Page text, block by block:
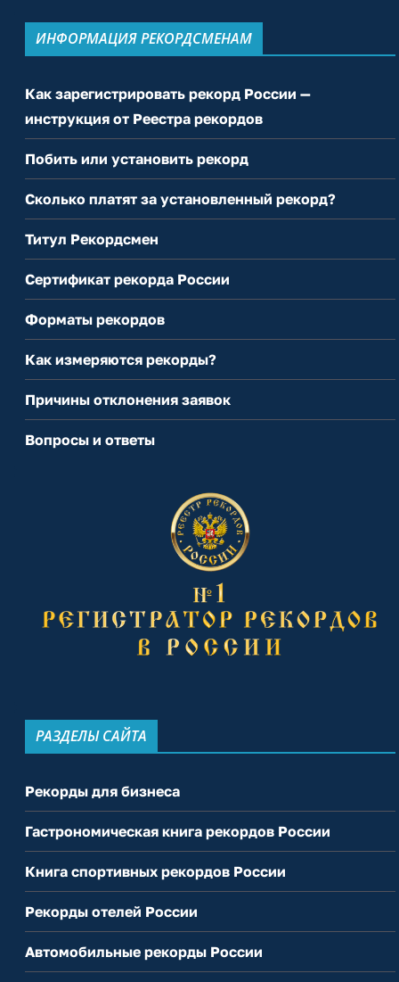
ИНФОРМАЦИЯ РЕКОРДСМЕНАМ
Как зарегистрировать рекорд России —
инструкция от Реестра рекордов
Побить или установить рекорд
Сколько платят за установленный рекорд?
Титул Рекордсмен
Сертификат рекорда России
Форматы рекордов
Как измеряются рекорды?
Причины отклонения заявок
Вопросы и ответы
РАЗДЕЛЫ САЙТА
Рекорды для бизнеса
Гастрономическая книга рекордов России
Книга спортивных рекордов России
Рекорды отелей России
Автомобильные рекорды России